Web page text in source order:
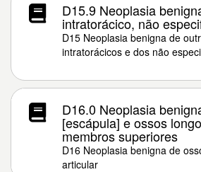
D15.9 Neoplasia
intratorácico, não
D15 Neoplasia benigna de
intratorácicos e dos não
D16.0 Neoplasia
[escápula] e ossos
membros superiores
D16 Neoplasia benigna de
articular